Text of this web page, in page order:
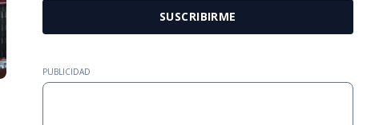
SUSCRIBIRME
PUBLICIDAD